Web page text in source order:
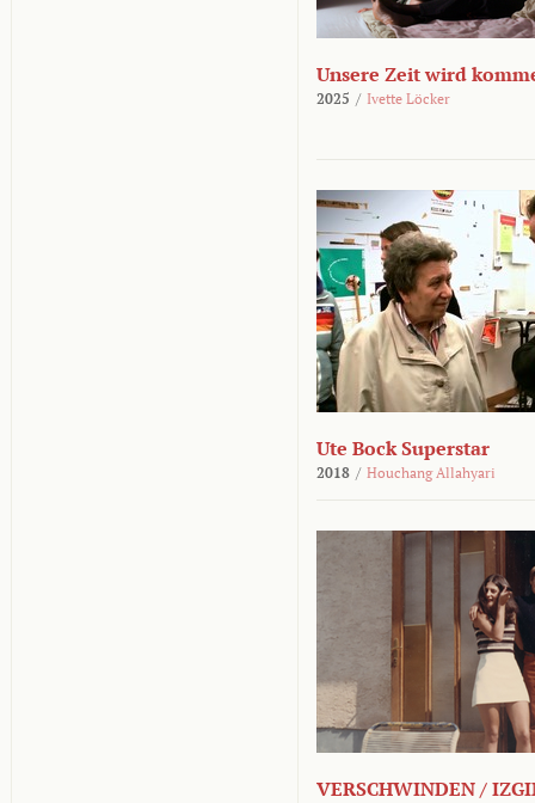
Unsere Zeit wird
2025 / Ivette Löcker
Ute Bock Superstar
2018 / Houchang Allahyari
VERSCHWINDEN /